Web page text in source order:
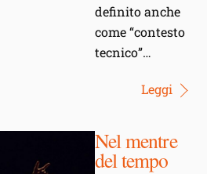
definito anche
come “contesto
tecnico”…
Leggi
Nel mentre
del tempo